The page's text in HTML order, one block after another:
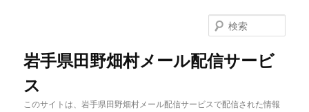
岩手県田野畑村メール配信サービ
ス
このサイトは、岩手県田野畑村メール配信サービスで配信された情報
索